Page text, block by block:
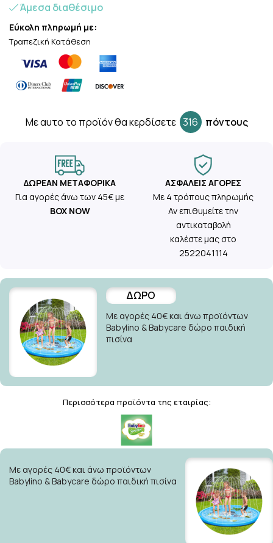
Άμεσα διαθέσιμο
Εύκολη πληρωμή με:
Τραπεζική Κατάθεση
Mε αυτο το προϊόν θα κερδίσετε 316 πόντους
ΔΩΡΕΆΝ ΜΕΤΑΦΟΡΙΚΆ
Για αγορές άνω των 45€ με
BOX NOW
ΑΣΦΑΛΕΊΣ ΑΓΟΡΈΣ
Με 4 τρόπους πληρωμής
Αν επιθυμείτε την
αντικαταβολή
καλέστε μας στο
2522041114
ΔΩΡΟ
Με αγορές 40€ και άνω προϊόντων
Babylino & Babycare δώρο παιδική
πισίνα
Περισσότερα προϊόντα της εταιρίας:
Με αγορές 40€ και άνω προϊόντων
Babylino & Babycare δώρο παιδική πισίνα